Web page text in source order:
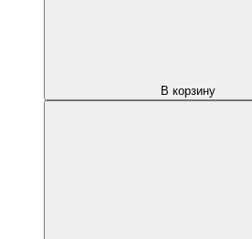
В корзину